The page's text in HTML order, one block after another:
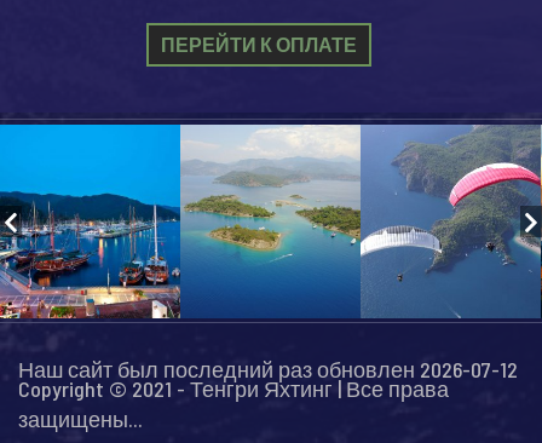
ПЕРЕЙТИ К ОПЛАТЕ
Наш сайт был последний раз обновлен 2026-07-12
Copyright © 2021 - Тенгри Яхтинг | Все права
защищены...